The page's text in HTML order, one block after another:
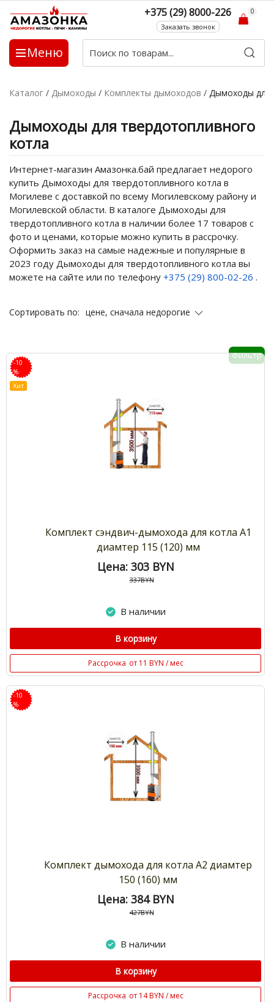
Меню
+375 (29) 8000-226
Заказать звонок
0
Каталог / Дымоходы / Комплекты дымоходов / Дымоходы для
Дымоходы для твердотопливного
котла
Интернет-магазин Амазонка.бай предлагает недорого
купить Дымоходы для твердотопливного котла в
Могилеве с доставкой по всему Могилевскому району и
Могилевской области. В каталоге Дымоходы для
твердотопливного котла в наличии более 17 товаров с
фото и ценами, которые можно купить в рассрочку.
Оформить заказ на самые надежные и популярные в
2023 году Дымоходы для твердотопливного котла вы
можете на сайте или по телефону +375 (29) 800-02-26 .
Сортировать по: цене, сначала недорогие
Фильтр
-10
%
Хит
Комплект сэндвич-дымохода для котла А1
диамтер 115 (120) мм
Цена: 303 BYN
337BYN
В наличии
В корзину
Рассрочка от 11 BYN / мес
-10
%
Комплект дымохода для котла А2 диамтер
150 (160) мм
Цена: 384 BYN
427BYN
В наличии
В корзину
Рассрочка от 14 BYN / мес